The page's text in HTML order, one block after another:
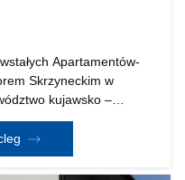
Apartamentów-
Skrzyneckim w
kujawsko –
( około 120 km ) oraz
znajduje się przy głó